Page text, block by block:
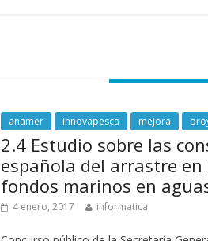
anamer innovapesca mejora
2.4 Estudio sobre las
española del arrastre en
fondos marinos en
4 enero, 2017 informatica